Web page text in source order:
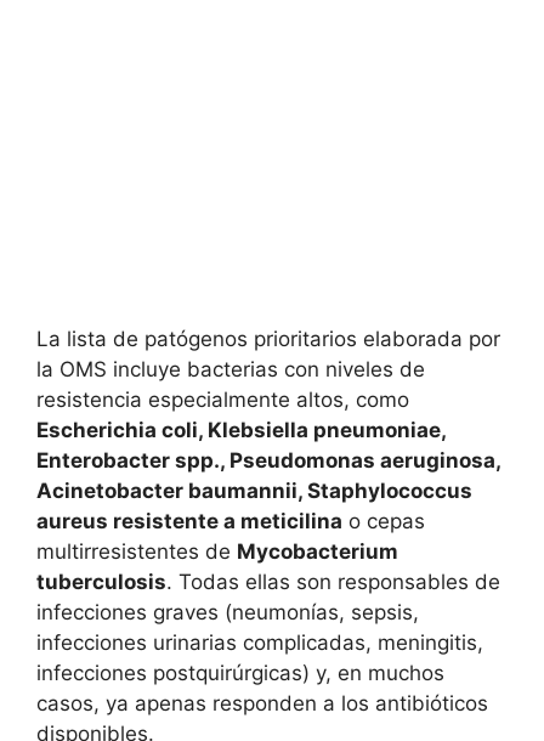
La lista de patógenos prioritarios elaborada por
la OMS incluye bacterias con niveles de
resistencia especialmente altos, como
Escherichia coli, Klebsiella pneumoniae,
Enterobacter spp., Pseudomonas aeruginosa,
Acinetobacter baumannii, Staphylococcus
aureus resistente a meticilina o cepas
multirresistentes de Mycobacterium
tuberculosis. Todas ellas son responsables de
infecciones graves (neumonías, sepsis,
infecciones urinarias complicadas, meningitis,
infecciones postquirúrgicas) y, en muchos
casos, ya apenas responden a los antibióticos
disponibles.